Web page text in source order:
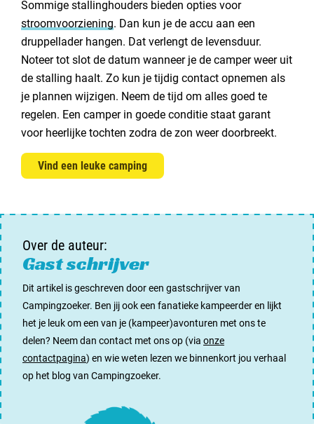
Sommige stallinghouders bieden opties voor
stroomvoorziening. Dan kun je de accu aan een
druppellader hangen. Dat verlengt de levensduur.
Noteer tot slot de datum wanneer je de camper weer uit
de stalling haalt. Zo kun je tijdig contact opnemen als
je plannen wijzigen. Neem de tijd om alles goed te
regelen. Een camper in goede conditie staat garant
voor heerlijke tochten zodra de zon weer doorbreekt.
Vind een leuke camping
Over de auteur:
Gast schrijver
Dit artikel is geschreven door een gastschrijver van
Campingzoeker. Ben jij ook een fanatieke kampeerder en lijkt
het je leuk om een van je (kampeer)avonturen met ons te
delen? Neem dan contact met ons op (via onze
contactpagina) en wie weten lezen we binnenkort jou verhaal
op het blog van Campingzoeker.